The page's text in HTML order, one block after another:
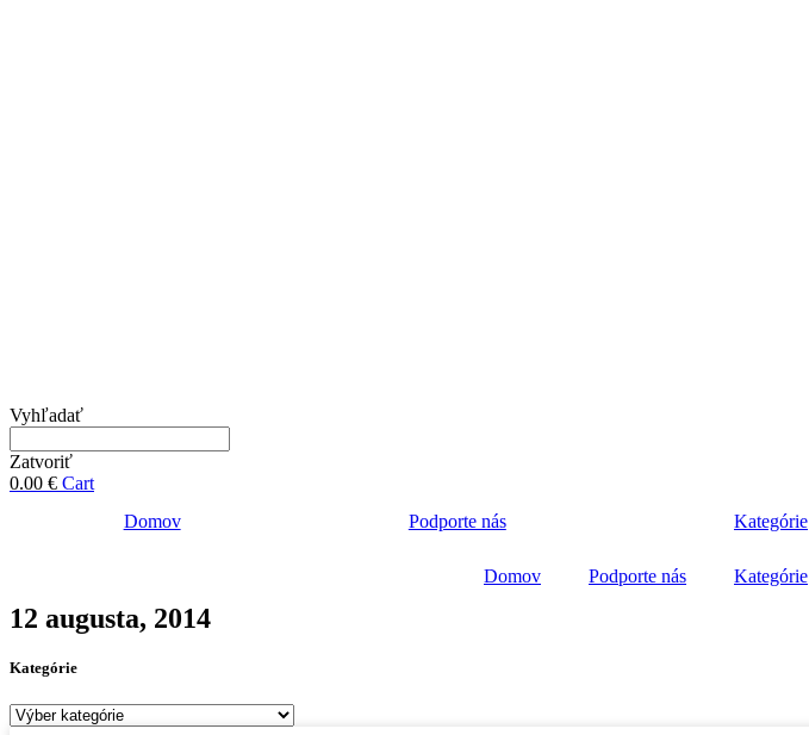
Vyhľadať
Zatvoriť
0.00 € Cart
Domov
Podporte nás Kategórie
Domov Podporte nás Kategórie
12 augusta, 2014
Kategórie
Kategórie